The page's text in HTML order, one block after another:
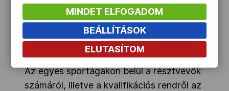
Az Ifjúsági Olimpiát abban a huszonhat
sportágban kell megrendezni, amelyek a
2012-es londoni nyári játékok programján
is szerepelnek.
Az egyes sportágakon belül a résztvevők
számáról, illetve a kvalifikációs rendről az
MINDET ELFOGADOM
BEÁLLÍTÁSOK
ELUTASÍTOM